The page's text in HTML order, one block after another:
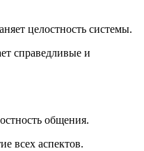
целостность системы.
справедливые и
общения.
всех аспектов.